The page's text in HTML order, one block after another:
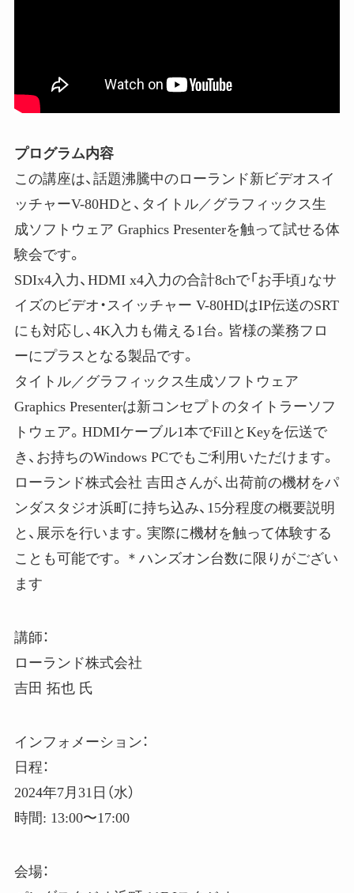
プログラム内容
この講座は、話題沸騰中のローランド新ビデオスイ
ッチャーV-80HDと、タイトル／グラフィックス生
成ソフトウェア Graphics Presenterを触って試せる体
験会です。
SDIx4入力、HDMI x4入力の合計8chで「お手頃」なサ
イズのビデオ・スイッチャー V-80HDはIP伝送のSRT
にも対応し、4K入力も備える1台。皆様の業務フロ
ーにプラスとなる製品です。
タイトル／グラフィックス生成ソフトウェア
Graphics Presenterは新コンセプトのタイトラーソフ
トウェア。HDMIケーブル1本でFillとKeyを伝送で
き、お持ちのWindows PCでもご利用いただけます。
ローランド株式会社 吉田さんが、出荷前の機材をパ
ンダスタジオ浜町に持ち込み、15分程度の概要説明
と、展示を行います。実際に機材を触って体験する
ことも可能です。＊ハンズオン台数に限りがござい
ます
講師：
ローランド株式会社
吉田 拓也 氏
インフォメーション：
日程：
2024年7月31日（水）
時間: 13:00〜17:00
会場：